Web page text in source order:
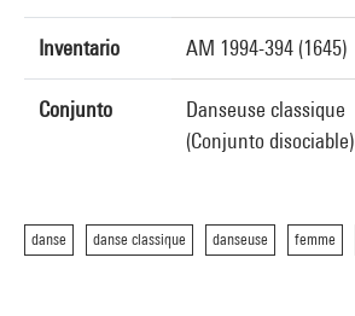
Inventario AM 1994-394 (1645)
Conjunto
Danseuse classique
(Conjunto disociable)
danse danse classique danseuse femme